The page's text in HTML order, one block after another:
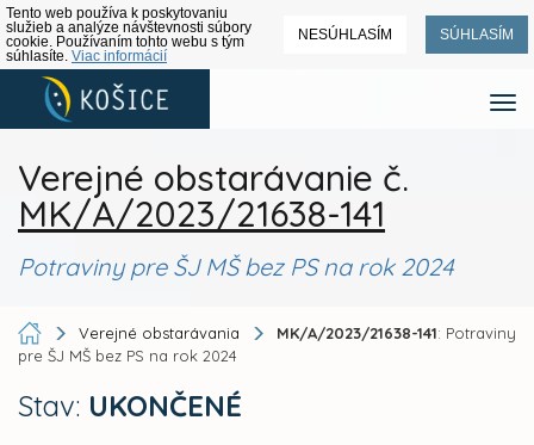
Tento web používa k poskytovaniu
služieb a analýze návštevnosti súbory
cookie. Používaním tohto webu s tým
súhlasíte. Viac informácií
NESÚHLASÍM SÚHLASÍM
Verejné obstarávanie č.
MK/A/2023/21638-141
Potraviny pre ŠJ MŠ bez PS na rok 2024
Verejné obstarávania MK/A/2023/21638-141: Potraviny
pre ŠJ MŠ bez PS na rok 2024
Stav: UKONČENÉ